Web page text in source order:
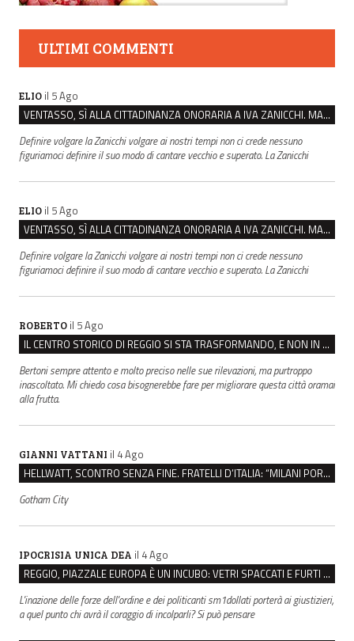
ULTIMI COMMENTI
ELIO il 5 Ago
VENTASSO, SÌ ALLA CITTADINANZA ONORARIA A IVA ZANICCHI. MA BARGIACCHI: “È DI PESSIMO GUSTO”
Definire volgare la Zanicchi volgare ai nostri tempi non ci crede nessuno
figuriamoci definire il suo modo di cantare vecchio e superato. La Zanicchi
ELIO il 5 Ago
VENTASSO, SÌ ALLA CITTADINANZA ONORARIA A IVA ZANICCHI. MA BARGIACCHI: “È DI PESSIMO GUSTO”
Definire volgare la Zanicchi volgare ai nostri tempi non ci crede nessuno
figuriamoci definire il suo modo di cantare vecchio e superato. La Zanicchi
ROBERTO il 5 Ago
IL CENTRO STORICO DI REGGIO SI STA TRASFORMANDO, E NON IN MEGLIO
Bertoni sempre attento e molto preciso nelle sue rilevazioni, ma purtroppo
inascoltato. Mi chiedo cosa bisognerebbe fare per migliorare questa città oramai
alla frutta.
GIANNI VATTANI il 4 Ago
HELLWATT, SCONTRO SENZA FINE. FRATELLI D’ITALIA: “MILANI PORTA DOCUMENTI, DE FRANCO INSULTI”
Gotham City
IPOCRISIA UNICA DEA il 4 Ago
REGGIO, PIAZZALE EUROPA È UN INCUBO: VETRI SPACCATI E FURTI SULLE AUTO IN SOSTA
L'inazione delle forze dell'ordine e dei politicanti sm1dollati porterà ai giustizieri,
a quel punto chi avrà il coraggio di incolparli? Si può pensare